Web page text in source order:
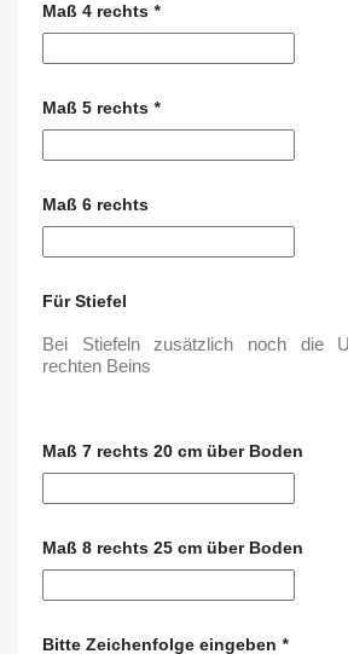
Maß 4 rechts *
Maß 5 rechts *
Maß 6 rechts
Für Stiefel
Bei Stiefeln zusätzlich noch die
rechten Beins
Maß 7 rechts 20 cm über Boden
Maß 8 rechts 25 cm über Boden
Bitte Zeichenfolge eingeben *